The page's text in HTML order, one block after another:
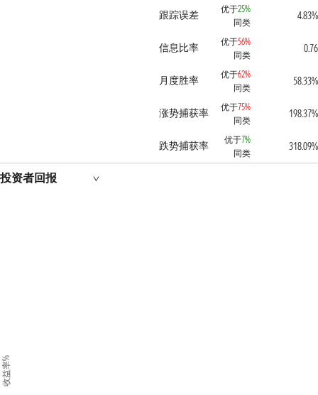
跟踪误差 优于25%
同类
4.83%
信息比率 优于56%
同类
0.76
月度胜率 优于62%
同类
58.33%
涨势捕获率 优于75%
同类
198.37%
跌势捕获率 优于7%
同类
318.09%
投资者回报
收益率%